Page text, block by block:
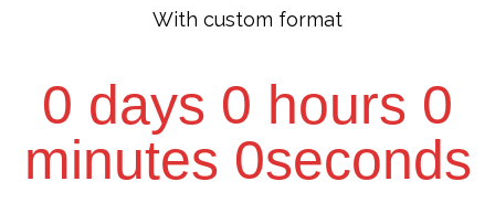
With custom format
0 days 0 hours 0
minutes 0seconds